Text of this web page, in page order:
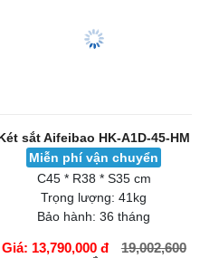
Két sắt Aifeibao HK-A1D-45-HM
Miễn phí vận chuyển
C45 * R38 * S35 cm